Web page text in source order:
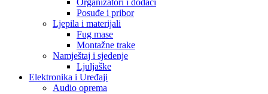
Organizatori i dodaci
Posuđe i pribor
Ljepila i materijali
Fug mase
Montažne trake
Namještaj i sjedenje
Ljuljaške
Elektronika i Uređaji
Audio oprema